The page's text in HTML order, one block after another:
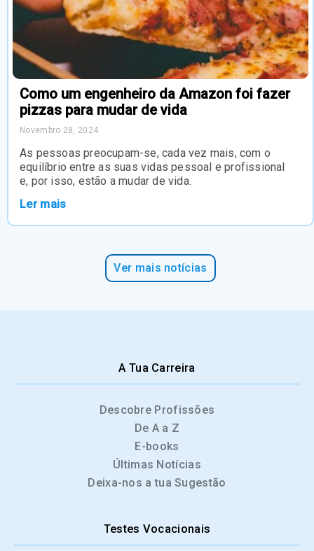
Como um engenheiro da Amazon foi fazer
pizzas para mudar de vida
Novembro 28, 2024
As pessoas preocupam-se, cada vez mais, com o
equilíbrio entre as suas vidas pessoal e profissional
e, por isso, estão a mudar de vida.
Ler mais
Ver mais notícias
A Tua Carreira
Descobre Profissões
De A a Z
E-books
Últimas Notícias
Deixa-nos a tua Sugestão
Testes Vocacionais